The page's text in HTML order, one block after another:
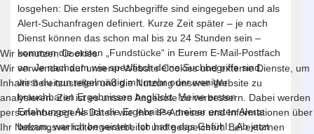
losgehen: Die ersten Suchbegriffe sind eingegeben und als
Alert-Suchanfragen definiert. Kurze Zeit später – je nach
Dienst können das schon mal bis zu 24 Stunden sein –
kommen die ersten „Fundstücke“ in Eurem E-Mail-Postfach
an. Je nachdem wie spezifisch deine Suchbegriffe sind,
wirst du nun regelmäßig mit mehr oder weniger
brauchbaren Ergebnissen beglückt. Meine ersten
Erfahrungen Als ich die Ergebnisse meiner ersten Alerts
bekam, war ich begeistert. Ich hatte das Gefühl: „Ab jetzt
Wir benutzen Cookies
Wir verwenden auf unserer Website Cookies und externe Dienste, um
Inhalte bereitzustellen und die Nutzung unserer Website zu
analysieren. Ziel ist es unsere Angebote zu verbessern. Dabei werden
personenbezogene Daten wie Ihre IP-Adresse und Informationen über
Ihr Nutzungsverhalten verarbeitet und gespeichert. Bei externen